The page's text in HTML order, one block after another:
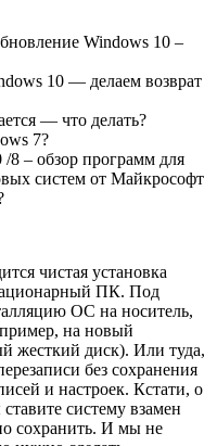
Windows 10 –
10 — делаем возврат
— что делать?
7?
8 – обзор программ для
систем от Майкрософт
чистая установка
ПК. Под
ОС на носитель,
на новый
жесткий диск). Или туда,
без сохранения
и настроек. Кстати, о
систему взамен
сохранить. И мы не